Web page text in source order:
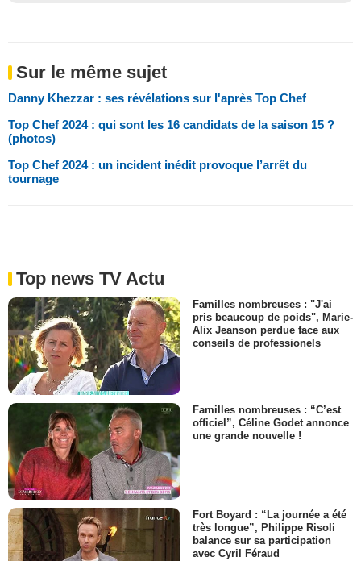
Sur le même sujet
Danny Khezzar : ses révélations sur l'après Top Chef
Top Chef 2024 : qui sont les 16 candidats de la saison 15 ?
(photos)
Top Chef 2024 : un incident inédit provoque l’arrêt du
tournage
Top news TV Actu
Familles nombreuses : "J'ai
pris beaucoup de poids", Marie-
Alix Jeanson perdue face aux
conseils de professionels
Familles nombreuses : “C’est
officiel”, Céline Godet annonce
une grande nouvelle !
Fort Boyard : “La journée a été
très longue”, Philippe Risoli
balance sur sa participation
avec Cyril Féraud